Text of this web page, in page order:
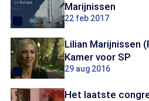
Marijnissen
22 feb 2017
Lilian Marijnissen
Kamer voor SP
29 aug 2016
Het laatste